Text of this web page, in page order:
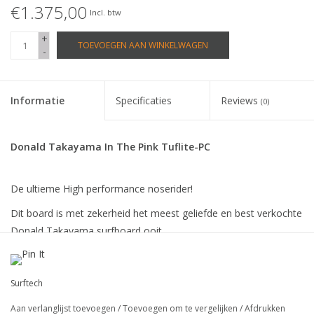
€1.375,00 Incl. btw
+
-
TOEVOEGEN AAN WINKELWAGEN
Informatie Specificaties Reviews (0)
Donald Takayama In The Pink Tuflite-PC
De ultieme High performance noserider!
Dit board is met zekerheid het meest geliefde en best verkochte
Donald Takayama surfboard ooit.
Surfbaar van enkel hoog tot overhead barrels, de In The Pink is
of als je gaat voor de noserides de ITP is het board dat je altijd
Surftech
Aan verlanglijst toevoegen /Toevoegen om te vergelijken /Afdrukken